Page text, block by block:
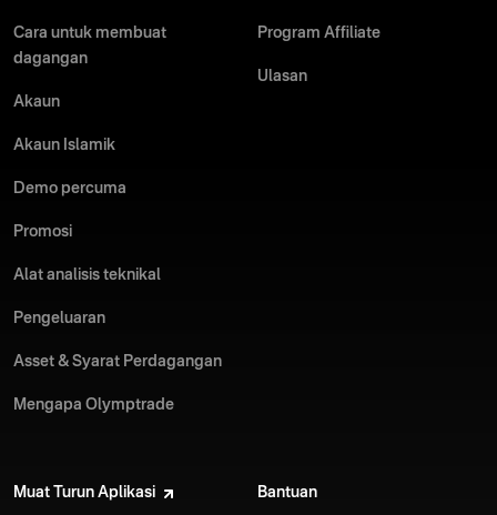
Cara untuk membuat
dagangan
Akaun
Akaun Islamik
Demo percuma
Promosi
Alat analisis teknikal
Pengeluaran
Asset & Syarat Perdagangan
Mengapa Olymptrade
Program Affiliate
Ulasan
Muat Turun Aplikasi Bantuan